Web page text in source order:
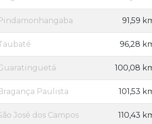
91,59
96,28
100,08
Paulista 101,53
José dos Campos 110,43